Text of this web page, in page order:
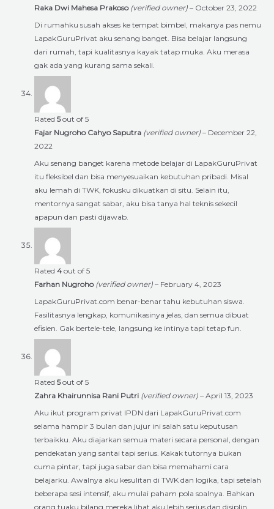
Raka Dwi Mahesa Prakoso (verified owner) – October 23, 2022
Di rumahku susah akses ke tempat bimbel, makanya pas nemu
LapakGuruPrivat aku senang banget. Bisa belajar langsung
dari rumah, tapi kualitasnya kayak tatap muka. Aku merasa
gak ada yang kurang sama sekali.
Rated 5out of 5
Fajar Nugroho Cahyo Saputra (verified owner) – December 22,
2022
Aku senang banget karena metode belajar di LapakGuruPrivat
itu fleksibel dan bisa menyesuaikan kebutuhan pribadi. Misal
aku lemah di TWK, fokusku dikuatkan di situ. Selain itu,
mentornya sangat sabar, aku bisa tanya hal teknis sekecil
apapun dan pasti dijawab.
Rated 4 out of 5
Farhan Nugroho (verified owner) – February 4, 2023
LapakGuruPrivat.com benar-benar tahu kebutuhan siswa.
Fasilitasnya lengkap, komunikasinya jelas, dan semua dibuat
efisien. Gak bertele-tele, langsung ke intinya tapi tetap fun.
Rated 5out of 5
Zahra Khairunnisa Rani Putri (verified owner) – April 13, 2023
Aku ikut program privat IPDN dari LapakGuruPrivat.com
selama hampir 3 bulan dan jujur ini salah satu keputusan
terbaikku. Aku diajarkan semua materi secara personal, dengan
pendekatan yang santai tapi serius. Kakak tutornya bukan
cuma pintar, tapi juga sabar dan bisa memahami cara
belajarku. Awalnya aku kesulitan di TWK dan logika, tapi setelah
beberapa sesi intensif, aku mulai paham pola soalnya. Bahkan
orang tuaku bilang mereka lihat aku lebih serius dan disiplin